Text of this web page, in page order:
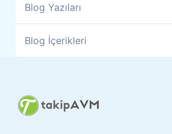
Blog Yazıları
Blog İçerikleri